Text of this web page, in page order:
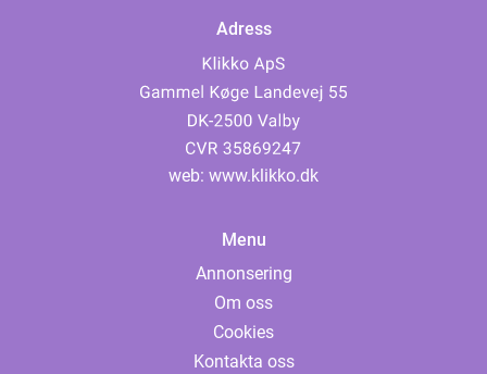
Adress
web: www.klikko.dk
Menu
Annonsering
Om oss
Cookies
Kontakta oss